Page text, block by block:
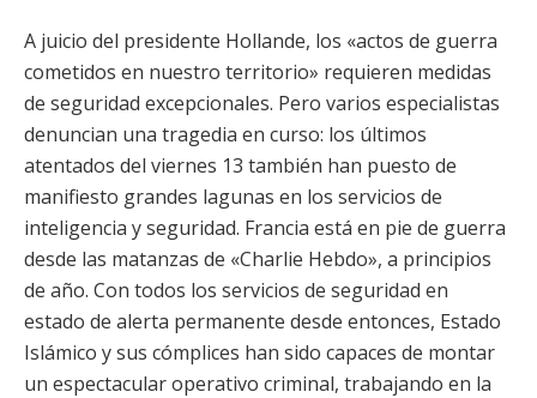
A juicio del presidente Hollande, los «actos de guerra
cometidos en nuestro territorio» requieren medidas
de seguridad excepcionales. Pero varios especialistas
denuncian una tragedia en curso: los últimos
atentados del viernes 13 también han puesto de
manifiesto grandes lagunas en los servicios de
inteligencia y seguridad. Francia está en pie de guerra
desde las matanzas de «Charlie Hebdo», a principios
de año. Con todos los servicios de seguridad en
estado de alerta permanente desde entonces, Estado
Islámico y sus cómplices han sido capaces de montar
un espectacular operativo criminal, trabajando en la